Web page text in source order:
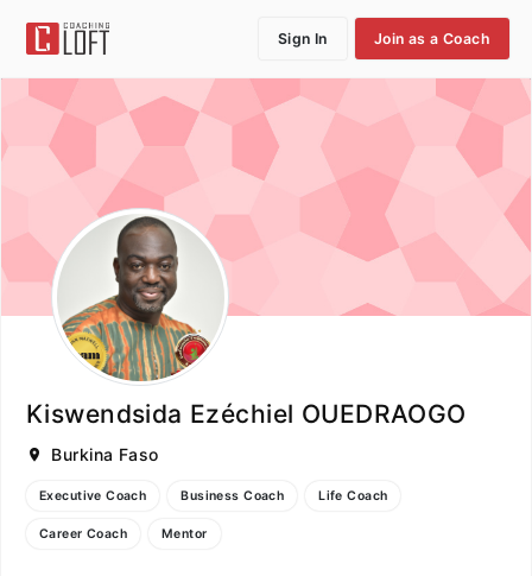
Sign In Join as a Coach
Kiswendsida Ezéchiel OUEDRAOGO
Burkina Faso
Executive Coach Business Coach Life Coach
Career Coach Mentor